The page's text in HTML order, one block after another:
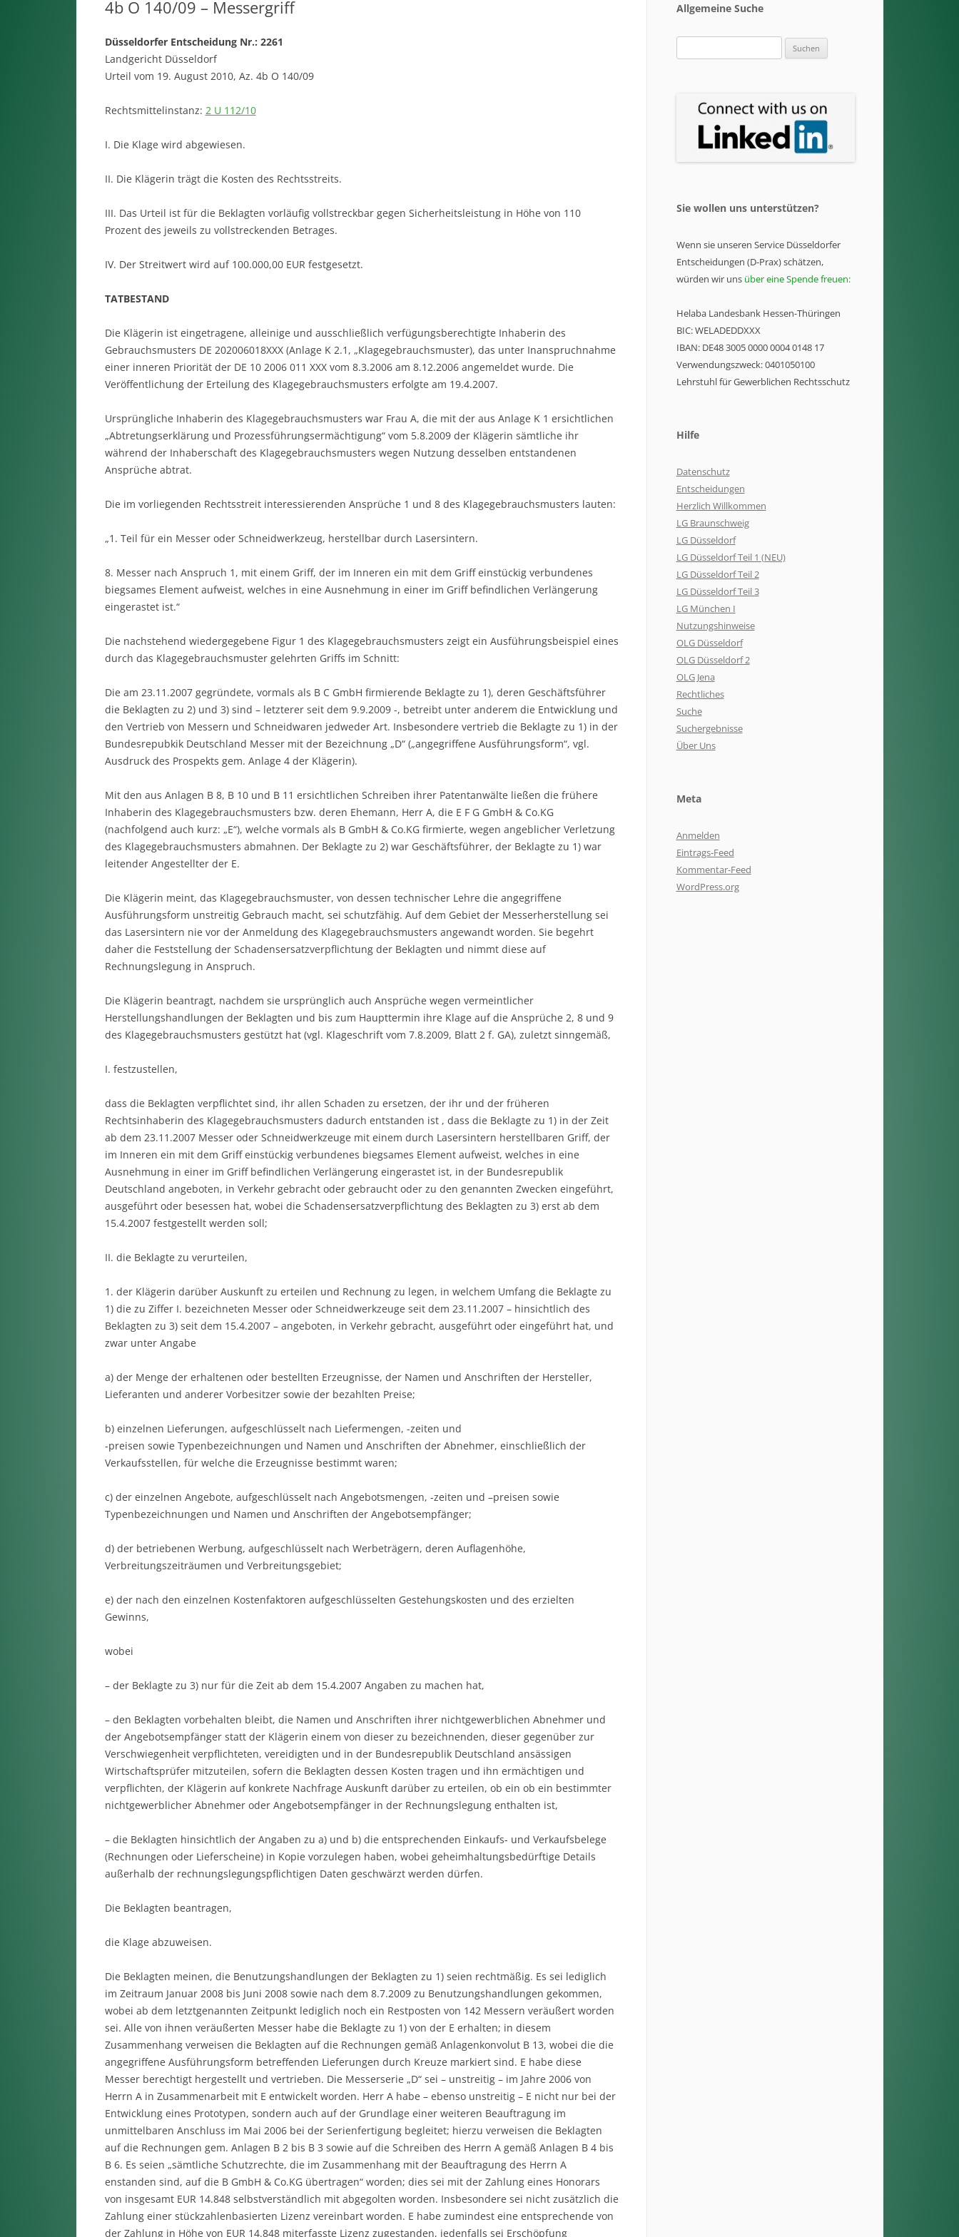
4b O 140/09 – Messergriff
Düsseldorfer Entscheidung Nr.: 2261
Landgericht Düsseldorf
Urteil vom 19. August 2010, Az. 4b O 140/09
Rechtsmittelinstanz: 2 U 112/10
I. Die Klage wird abgewiesen.
II. Die Klägerin trägt die Kosten des Rechtsstreits.
III. Das Urteil ist für die Beklagten vorläufig vollstreckbar gegen Sicherheitsleistung in Höhe von 110
Prozent des jeweils zu vollstreckenden Betrages.
IV. Der Streitwert wird auf 100.000,00 EUR festgesetzt.
TATBESTAND
Die Klägerin ist eingetragene, alleinige und ausschließlich verfügungsberechtigte Inhaberin des
Gebrauchsmusters DE 202006018XXX (Anlage K 2.1, „Klagegebrauchsmuster), das unter Inanspruchnahme
einer inneren Priorität der DE 10 2006 011 XXX vom 8.3.2006 am 8.12.2006 angemeldet wurde. Die
Veröffentlichung der Erteilung des Klagegebrauchsmusters erfolgte am 19.4.2007.
Ursprüngliche Inhaberin des Klagegebrauchsmusters war Frau A, die mit der aus Anlage K 1 ersichtlichen
„Abtretungserklärung und Prozessführungsermächtigung“ vom 5.8.2009 der Klägerin sämtliche ihr
während der Inhaberschaft des Klagegebrauchsmusters wegen Nutzung desselben entstandenen
Ansprüche abtrat.
Die im vorliegenden Rechtsstreit interessierenden Ansprüche 1 und 8 des Klagegebrauchsmusters lauten:
„1. Teil für ein Messer oder Schneidwerkzeug, herstellbar durch Lasersintern.
8. Messer nach Anspruch 1, mit einem Griff, der im Inneren ein mit dem Griff einstückig verbundenes
biegsames Element aufweist, welches in eine Ausnehmung in einer im Griff befindlichen Verlängerung
eingerastet ist.“
Die nachstehend wiedergegebene Figur 1 des Klagegebrauchsmusters zeigt ein Ausführungsbeispiel eines
durch das Klagegebrauchsmuster gelehrten Griffs im Schnitt:
Die am 23.11.2007 gegründete, vormals als B C GmbH firmierende Beklagte zu 1), deren Geschäftsführer
die Beklagten zu 2) und 3) sind – letzterer seit dem 9.9.2009 -, betreibt unter anderem die Entwicklung und
den Vertrieb von Messern und Schneidwaren jedweder Art. Insbesondere vertrieb die Beklagte zu 1) in der
Bundesrepubkik Deutschland Messer mit der Bezeichnung „D“ („angegriffene Ausführungsform“, vgl.
Ausdruck des Prospekts gem. Anlage 4 der Klägerin).
Mit den aus Anlagen B 8, B 10 und B 11 ersichtlichen Schreiben ihrer Patentanwälte ließen die frühere
Inhaberin des Klagegebrauchsmusters bzw. deren Ehemann, Herr A, die E F G GmbH & Co.KG
(nachfolgend auch kurz: „E“), welche vormals als B GmbH & Co.KG firmierte, wegen angeblicher Verletzung
des Klagegebrauchsmusters abmahnen. Der Beklagte zu 2) war Geschäftsführer, der Beklagte zu 1) war
leitender Angestellter der E.
Die Klägerin meint, das Klagegebrauchsmuster, von dessen technischer Lehre die angegriffene
Ausführungsform unstreitig Gebrauch macht, sei schutzfähig. Auf dem Gebiet der Messerherstellung sei
das Lasersintern nie vor der Anmeldung des Klagegebrauchsmusters angewandt worden. Sie begehrt
daher die Feststellung der Schadensersatzverpflichtung der Beklagten und nimmt diese auf
Rechnungslegung in Anspruch.
Die Klägerin beantragt, nachdem sie ursprünglich auch Ansprüche wegen vermeintlicher
Herstellungshandlungen der Beklagten und bis zum Haupttermin ihre Klage auf die Ansprüche 2, 8 und 9
des Klagegebrauchsmusters gestützt hat (vgl. Klageschrift vom 7.8.2009, Blatt 2 f. GA), zuletzt sinngemäß,
I. festzustellen,
dass die Beklagten verpflichtet sind, ihr allen Schaden zu ersetzen, der ihr und der früheren
Rechtsinhaberin des Klagegebrauchsmusters dadurch entstanden ist , dass die Beklagte zu 1) in der Zeit
ab dem 23.11.2007 Messer oder Schneidwerkzeuge mit einem durch Lasersintern herstellbaren Griff, der
im Inneren ein mit dem Griff einstückig verbundenes biegsames Element aufweist, welches in eine
Ausnehmung in einer im Griff befindlichen Verlängerung eingerastet ist, in der Bundesrepublik
Deutschland angeboten, in Verkehr gebracht oder gebraucht oder zu den genannten Zwecken eingeführt,
ausgeführt oder besessen hat, wobei die Schadensersatzverpflichtung des Beklagten zu 3) erst ab dem
15.4.2007 festgestellt werden soll;
II. die Beklagte zu verurteilen,
1. der Klägerin darüber Auskunft zu erteilen und Rechnung zu legen, in welchem Umfang die Beklagte zu
1) die zu Ziffer I. bezeichneten Messer oder Schneidwerkzeuge seit dem 23.11.2007 – hinsichtlich des
Beklagten zu 3) seit dem 15.4.2007 – angeboten, in Verkehr gebracht, ausgeführt oder eingeführt hat, und
zwar unter Angabe
a) der Menge der erhaltenen oder bestellten Erzeugnisse, der Namen und Anschriften der Hersteller,
Lieferanten und anderer Vorbesitzer sowie der bezahlten Preise;
b) einzelnen Lieferungen, aufgeschlüsselt nach Liefermengen, -zeiten und
-preisen sowie Typenbezeichnungen und Namen und Anschriften der Abnehmer, einschließlich der
Verkaufsstellen, für welche die Erzeugnisse bestimmt waren;
c) der einzelnen Angebote, aufgeschlüsselt nach Angebotsmengen, -zeiten und –preisen sowie
Typenbezeichnungen und Namen und Anschriften der Angebotsempfänger;
d) der betriebenen Werbung, aufgeschlüsselt nach Werbeträgern, deren Auflagenhöhe,
Verbreitungszeiträumen und Verbreitungsgebiet;
e) der nach den einzelnen Kostenfaktoren aufgeschlüsselten Gestehungskosten und des erzielten
Gewinns,
wobei
– der Beklagte zu 3) nur für die Zeit ab dem 15.4.2007 Angaben zu machen hat,
– den Beklagten vorbehalten bleibt, die Namen und Anschriften ihrer nichtgewerblichen Abnehmer und
der Angebotsempfänger statt der Klägerin einem von dieser zu bezeichnenden, dieser gegenüber zur
Verschwiegenheit verpflichteten, vereidigten und in der Bundesrepublik Deutschland ansässigen
Wirtschaftsprüfer mitzuteilen, sofern die Beklagten dessen Kosten tragen und ihn ermächtigen und
verpflichten, der Klägerin auf konkrete Nachfrage Auskunft darüber zu erteilen, ob ein ob ein bestimmter
nichtgewerblicher Abnehmer oder Angebotsempfänger in der Rechnungslegung enthalten ist,
– die Beklagten hinsichtlich der Angaben zu a) und b) die entsprechenden Einkaufs- und Verkaufsbelege
(Rechnungen oder Lieferscheine) in Kopie vorzulegen haben, wobei geheimhaltungsbedürftige Details
außerhalb der rechnungslegungspflichtigen Daten geschwärzt werden dürfen.
Die Beklagten beantragen,
die Klage abzuweisen.
Die Beklagten meinen, die Benutzungshandlungen der Beklagten zu 1) seien rechtmäßig. Es sei lediglich
im Zeitraum Januar 2008 bis Juni 2008 sowie nach dem 8.7.2009 zu Benutzungshandlungen gekommen,
wobei ab dem letztgenannten Zeitpunkt lediglich noch ein Restposten von 142 Messern veräußert worden
sei. Alle von ihnen veräußerten Messer habe die Beklagte zu 1) von der E erhalten; in diesem
Zusammenhang verweisen die Beklagten auf die Rechnungen gemäß Anlagenkonvolut B 13, wobei die die
angegriffene Ausführungsform betreffenden Lieferungen durch Kreuze markiert sind. E habe diese
Messer berechtigt hergestellt und vertrieben. Die Messerserie „D“ sei – unstreitig – im Jahre 2006 von
Herrn A in Zusammenarbeit mit E entwickelt worden. Herr A habe – ebenso unstreitig – E nicht nur bei der
Entwicklung eines Prototypen, sondern auch auf der Grundlage einer weiteren Beauftragung im
unmittelbaren Anschluss im Mai 2006 bei der Serienfertigung begleitet; hierzu verweisen die Beklagten
auf die Rechnungen gem. Anlagen B 2 bis B 3 sowie auf die Schreiben des Herrn A gemäß Anlagen B 4 bis
B 6. Es seien „sämtliche Schutzrechte, die im Zusammenhang mit der Beauftragung des Herrn A
enstanden sind, auf die B GmbH & Co.KG übertragen“ worden; dies sei mit der Zahlung eines Honorars
von insgesamt EUR 14.848 selbstverständlich mit abgegolten worden. Insbesondere sei nicht zusätzlich die
Zahlung einer stückzahlenbasierten Lizenz vereinbart worden. E habe zumindest eine entsprechende von
der Zahlung in Höhe von EUR 14.848 miterfasste Lizenz zugestanden, jedenfalls sei Erschöpfung
Allgemeine Suche
nach:
Sie wollen uns unterstützen?
Wenn sie unseren Service Düsseldorfer
Entscheidungen (D-Prax) schätzen,
würden wir uns über eine Spende freuen:
Helaba Landesbank Hessen-Thüringen
BIC: WELADEDDXXX
IBAN: DE48 3005 0000 0004 0148 17
Verwendungszweck: 0401050100
Lehrstuhl für Gewerblichen Rechtsschutz
Hilfe
Datenschutz
Entscheidungen
Herzlich Willkommen
LG Braunschweig
LG Düsseldorf
LG Düsseldorf Teil 1 (NEU)
LG Düsseldorf Teil 2
LG Düsseldorf Teil 3
LG München I
Nutzungshinweise
OLG Düsseldorf
OLG Düsseldorf 2
OLG Jena
Rechtliches
Suche
Suchergebnisse
Über Uns
Meta
Anmelden
Eintrags-Feed
Kommentar-Feed
WordPress.org